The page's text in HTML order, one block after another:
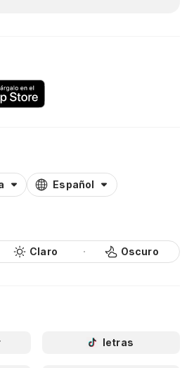
Español
Claro Oscuro
letras